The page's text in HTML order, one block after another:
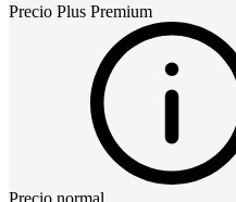
Precio Plus Premium
Precio normal